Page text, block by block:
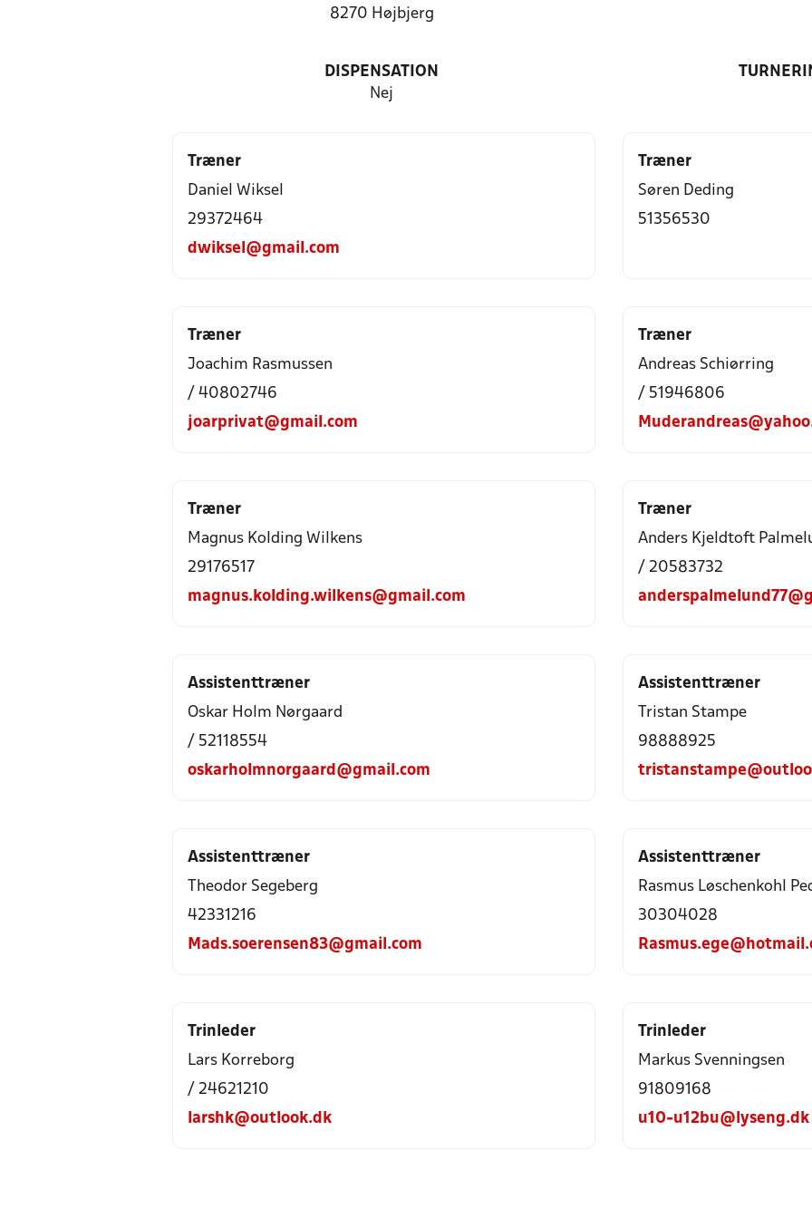
8270 Højbjerg
DISPENSATION
Nej
Træner
Daniel Wiksel
29372464
dwiksel@gmail.com
Træner
Søren Deding
51356530
Træner
Joachim Rasmussen
/ 40802746
joarprivat@gmail.com
Træner
Andreas Schiørring
/ 51946806
Træner
Magnus Kolding Wilkens
29176517
magnus.kolding.wilkens@gmail.com
Træner
Anders Kjeldtoft
/ 20583732
Assistenttræner
Oskar Holm Nørgaard
/ 52118554
oskarholmnorgaard@gmail.com
Assistenttræner
Tristan Stampe
98888925
Assistenttræner
Theodor Segeberg
42331216
Mads.soerensen83@gmail.com
Assistenttræner
Rasmus Løschenkohl
30304028
Trinleder
Lars Korreborg
/ 24621210
larshk@outlook.dk
Trinleder
Markus Svenningsen
91809168
u10-u12bu@lyseng.dk